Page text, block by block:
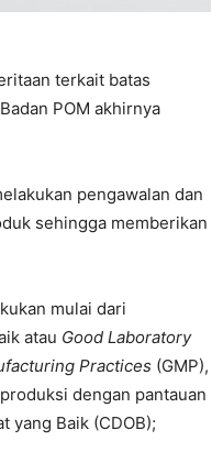
terkait batas
POM akhirnya
pengawalan dan
sehingga memberikan
mulai dari
atau Good Laboratory
Practices (GMP),
dengan pantauan
yang Baik (CDOB);